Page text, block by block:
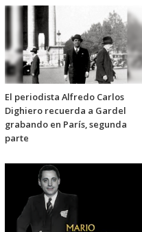
El periodista Alfredo Carlos
Dighiero recuerda a Gardel
grabando en París, segunda
parte